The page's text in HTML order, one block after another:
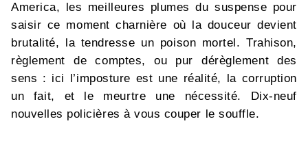
America, les meilleures plumes du suspense pour
saisir ce moment charnière où la douceur devient
brutalité, la tendresse un poison mortel. Trahison,
règlement de comptes, ou pur dérèglement des
sens : ici l’imposture est une réalité, la corruption
un fait, et le meurtre une nécessité. Dix-neuf
nouvelles policières à vous couper le souffle.